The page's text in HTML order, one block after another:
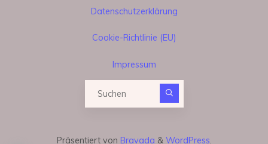
Datenschutzerklärung
Cookie-Richtlinie (EU)
Impressum
Präsentiert von Bravada & WordPress.